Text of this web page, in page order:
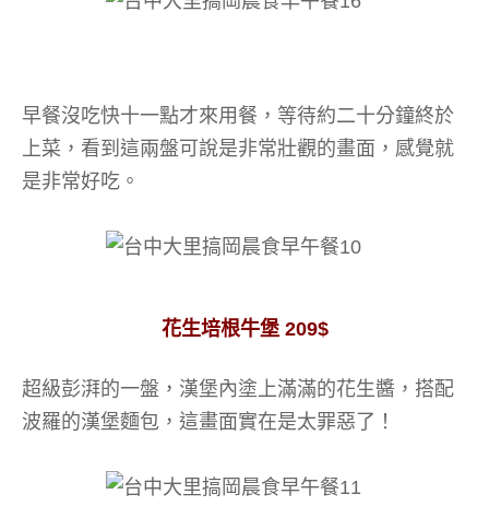
早餐沒吃快十一點才來用餐，等待約二十分鐘終於
上菜，看到這兩盤可說是非常壯觀的畫面，感覺就
是非常好吃。
花生培根牛堡 209$
超級彭湃的一盤，漢堡內塗上滿滿的花生醬，搭配
波羅的漢堡麵包，這畫面實在是太罪惡了！